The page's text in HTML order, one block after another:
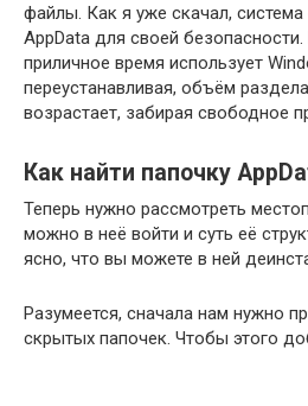
файлы. Как я уже скачал,
AppData для своей
приличное время использует
переустанавливая, объём
возрастает, забирая свободное
Как найти папочку
Теперь нужно рассмотреть
можно в неё войти и суть её
ясно, что вы можете в ней
Разумеется, сначала нам нужно
скрытых папочек. Чтобы этого